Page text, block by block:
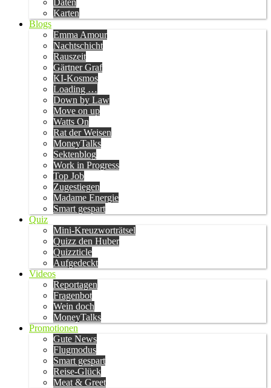
Daten
Karten
Blogs
Emma Amour
Nachtschicht
Rauszeit
Gärtner Graf
KI-Kosmos
Loading …
Down by Law
Move on up
Watts On
Rat der Weisen
MoneyTalks
Sektenblog
Work in Progress
Top Job
Zugestiegen
Madame Energie
Smart gespart
Quiz
Mini-Kreuzworträtsel
Quizz den Huber
Quizzticle
Aufgedeckt
Videos
Reportagen
Fragenbot
Wein doch
MoneyTalks
Promotionen
Gute News
Flugmodus
Smart gespart
Reise-Glück
Meat & Greet